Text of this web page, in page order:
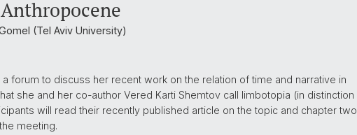
(Tel Aviv University)
forum to discuss her recent work on the relation of time and narrative in
she and her co-author Vered Karti Shemtov call limbotopia (in distinction
will read their recently published article on the topic and chapter two
meeting.